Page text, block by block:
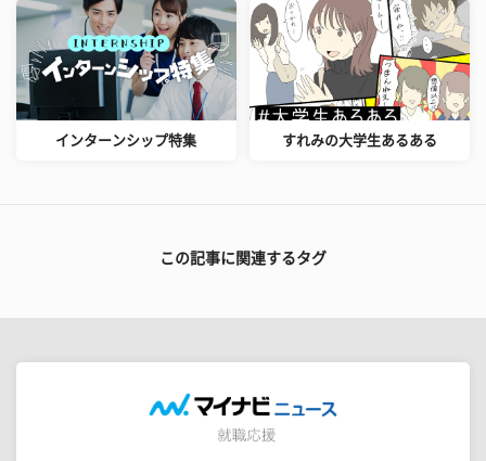
インターンシップ特集 すれみの大学生あるある
この記事に関連するタグ